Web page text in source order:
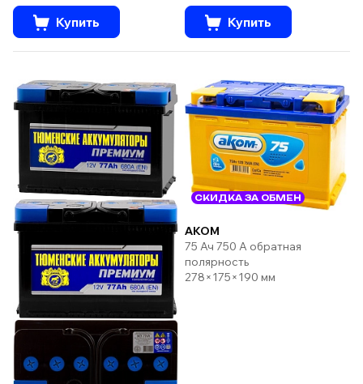
Купить Купить
СКИДКА ЗА ОБМЕН
AKOM
75 Ач 750 А обратная
полярность
278×175×190 мм